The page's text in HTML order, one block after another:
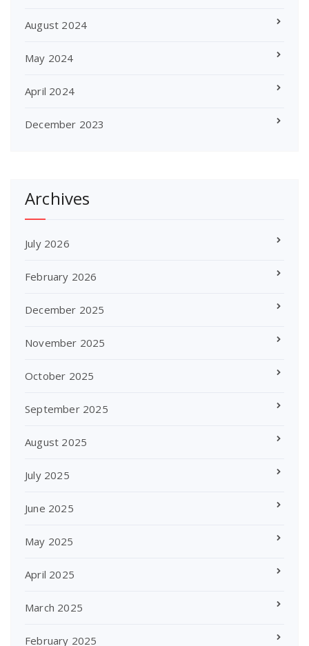
August 2024
May 2024
April 2024
December 2023
Archives
July 2026
February 2026
December 2025
November 2025
October 2025
September 2025
August 2025
July 2025
June 2025
May 2025
April 2025
March 2025
February 2025